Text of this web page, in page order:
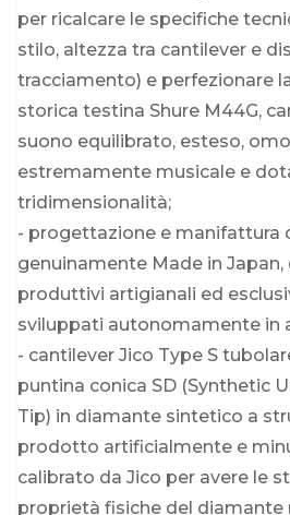
per ricalcare le specifiche
stilo, altezza tra cantilever e
tracciamento) e perfezionare
storica testina Shure M44G,
suono equilibrato, esteso,
estremamente musicale e
tridimensionalità;
- progettazione e manifattura
genuinamente Made in Japan,
produttivi artigianali ed
sviluppati autonomamente in
- cantilever Jico Type S
puntina conica SD (Synthetic
Tip) in diamante sintetico a
prodotto artificialmente e
calibrato da Jico per avere le
proprietà fisiche del diamante